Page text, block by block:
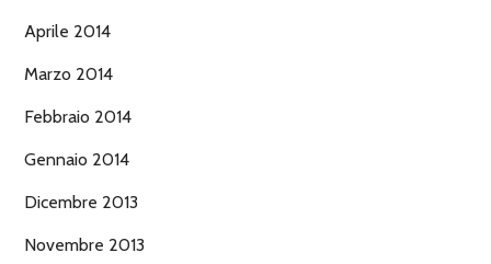
Aprile 2014
Marzo 2014
Febbraio 2014
Gennaio 2014
Dicembre 2013
Novembre 2013